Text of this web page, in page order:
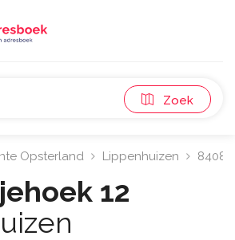
Zoek
Opsterland Lippenhuizen 8408
12